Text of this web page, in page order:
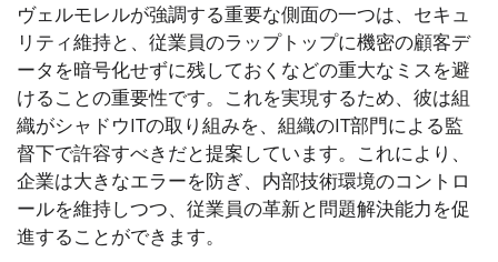
ヴェルモレルが強調する重要な側面の一つは、セキュ
リティ維持と、従業員のラップトップに機密の顧客デ
ータを暗号化せずに残しておくなどの重大なミスを避
けることの重要性です。これを実現するため、彼は組
織がシャドウITの取り組みを、組織のIT部門による監
督下で許容すべきだと提案しています。これにより、
企業は大きなエラーを防ぎ、内部技術環境のコントロ
ールを維持しつつ、従業員の革新と問題解決能力を促
進することができます。